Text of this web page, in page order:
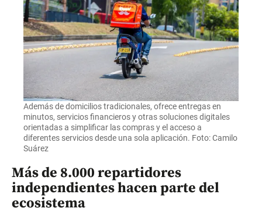
Además de domicilios tradicionales, ofrece entregas en
minutos, servicios financieros y otras soluciones digitales
orientadas a simplificar las compras y el acceso a
diferentes servicios desde una sola aplicación. Foto: Camilo
Suárez
Más de 8.000 repartidores
independientes hacen parte del
ecosistema